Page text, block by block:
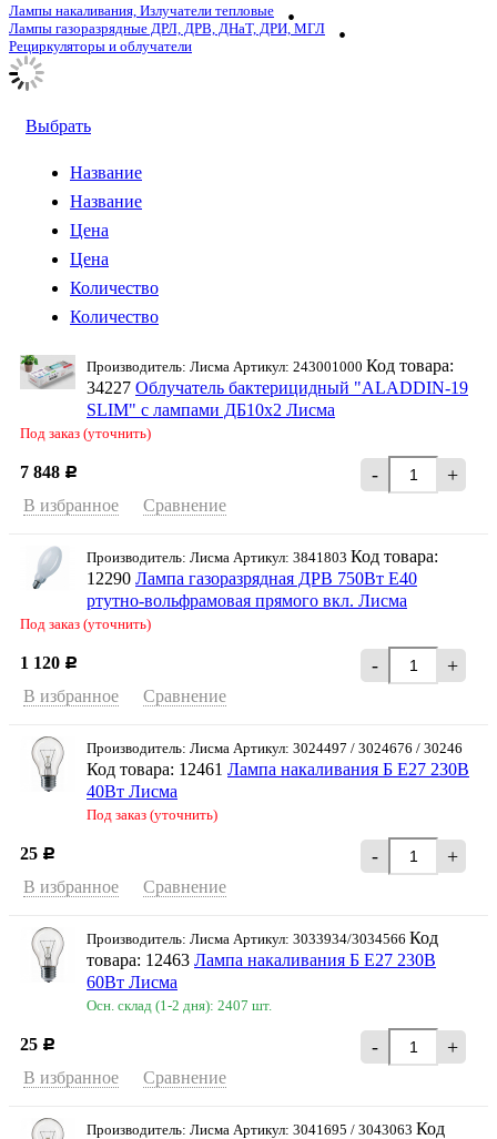
Лампы накаливания, Излучатели тепловые
Лампы газоразрядные ДРЛ, ДРВ, ДНаТ, ДРИ, МГЛ
Рециркуляторы и облучатели
Выбрать
Название
Название
Цена
Цена
Количество
Количество
Производитель: Лисма Артикул: 243001000 Код товара:
34227 Облучатель бактерицидный "ALADDIN-19
SLIM" с лампами ДБ10x2 Лисма
Под заказ (уточнить)
7 848 Р - +
В избранное Сравнение
Производитель: Лисма Артикул: 3841803 Код товара:
12290 Лампа газоразрядная ДРВ 750Вт Е40
ртутно-вольфрамовая прямого вкл. Лисма
Под заказ (уточнить)
1 120 Р - +
В избранное Сравнение
Производитель: Лисма Артикул: 3024497 / 3024676 / 30246
Код товара: 12461 Лампа накаливания Б Е27 230В
40Вт Лисма
Под заказ (уточнить)
25 Р - +
В избранное Сравнение
Производитель: Лисма Артикул: 3033934/3034566 Код
товара: 12463 Лампа накаливания Б Е27 230В
60Вт Лисма
Осн. склад (1-2 дня): 2407 шт.
25 Р - +
В избранное Сравнение
Производитель: Лисма Артикул: 3041695 / 3043063 Код